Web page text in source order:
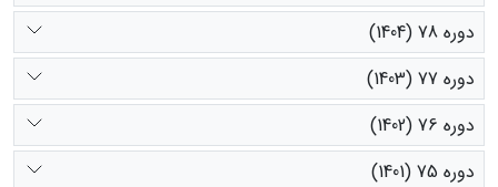
دوره 78 (1404)
دوره 77 (1403)
دوره 76 (1402)
دوره 75 (1401)